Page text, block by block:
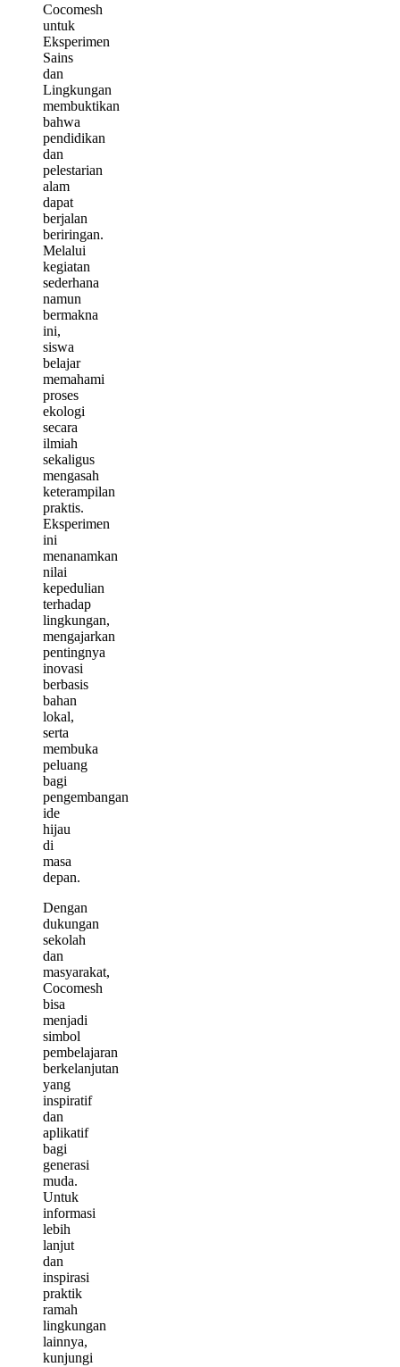
Cocomesh
untuk
Eksperimen
Sains
dan
Lingkungan
membuktikan
bahwa
pendidikan
dan
pelestarian
alam
dapat
berjalan
beriringan.
Melalui
kegiatan
sederhana
namun
bermakna
ini,
siswa
belajar
memahami
proses
ekologi
secara
ilmiah
sekaligus
mengasah
keterampilan
praktis.
Eksperimen
ini
menanamkan
nilai
kepedulian
terhadap
lingkungan,
mengajarkan
pentingnya
inovasi
berbasis
bahan
lokal,
serta
membuka
peluang
bagi
pengembangan
ide
hijau
di
masa
depan.
Dengan
dukungan
sekolah
dan
masyarakat,
Cocomesh
bisa
menjadi
simbol
pembelajaran
berkelanjutan
yang
inspiratif
dan
aplikatif
bagi
generasi
muda.
Untuk
informasi
lebih
lanjut
dan
inspirasi
praktik
ramah
lingkungan
lainnya,
kunjungi